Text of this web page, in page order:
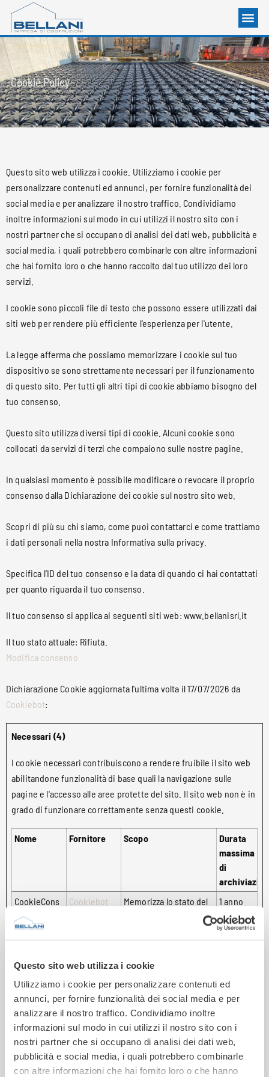
Questo sito web utilizza i cookie
Utilizziamo i cookie per personalizzare contenuti ed
annunci, per fornire funzionalità dei social media e per
analizzare il nostro traffico. Condividiamo inoltre
informazioni sul modo in cui utilizzi il nostro sito con i
nostri partner che si occupano di analisi dei dati web,
pubblicità e social media, i quali potrebbero combinarle
con altre informazioni che hai fornito loro o che hanno
Cookie Policy
Questo sito web utilizza i cookie. Utilizziamo i cookie per
personalizzare contenuti ed annunci, per fornire funzionalità dei
social media e per analizzare il nostro traffico. Condividiamo
inoltre informazioni sul modo in cui utilizzi il nostro sito con i
nostri partner che si occupano di analisi dei dati web, pubblicità e
social media, i quali potrebbero combinarle con altre informazioni
che hai fornito loro o che hanno raccolto dal tuo utilizzo dei loro
servizi.
I cookie sono piccoli file di testo che possono essere utilizzati dai
siti web per rendere più efficiente l'esperienza per l'utente.
La legge afferma che possiamo memorizzare i cookie sul tuo
dispositivo se sono strettamente necessari per il funzionamento
di questo sito. Per tutti gli altri tipi di cookie abbiamo bisogno del
tuo consenso.
Questo sito utilizza diversi tipi di cookie. Alcuni cookie sono
collocati da servizi di terzi che compaiono sulle nostre pagine.
In qualsiasi momento è possibile modificare o revocare il proprio
consenso dalla Dichiarazione dei cookie sul nostro sito web.
Scopri di più su chi siamo, come puoi contattarci e come trattiamo
i dati personali nella nostra Informativa sulla privacy.
Specifica l’ID del tuo consenso e la data di quando ci hai contattati
per quanto riguarda il tuo consenso.
Il tuo consenso si applica ai seguenti siti web: www.bellanisrl.it
Il tuo stato attuale: Rifiuta.
Modifica consenso
Dichiarazione Cookie aggiornata l'ultima volta il 17/07/2026 da
Cookiebot:
Necessari (4)
I cookie necessari contribuiscono a rendere fruibile il sito web
abilitandone funzionalità di base quali la navigazione sulle
pagine e l'accesso alle aree protette del sito. Il sito web non è in
grado di funzionare correttamente senza questi cookie.
Nome Fornitore Scopo
Durata
massima
di
CookieCons
ent
Cookiebot
Memorizza lo stato del
1 anno
rc::a Google
Questo cookie è usato
per distinguere tra
umani e robot. Questo
è utile per il sito web,
al fine di rendere validi
rapporti sull'uso del
sito.
nte
rc::c Google
Questo cookie è usato
Session